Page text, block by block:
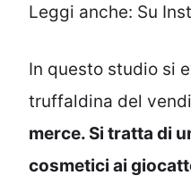
Leggi anche: Su
In questo studio si
truffaldina del
merce. Si tratta di
cosmetici ai